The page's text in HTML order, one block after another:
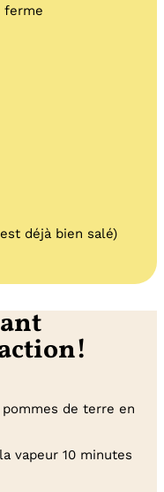
ferme
déjà bien salé)
de terre en
vapeur 10 minutes